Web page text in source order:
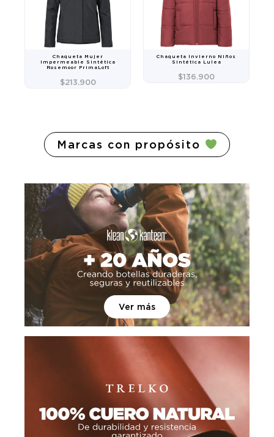
Chaqueta Invierno Niños
Sintética Lulea
Chaqueta Invierno Niños
Sintética Lulea
$136.900
Marcas con propósito
Ver más